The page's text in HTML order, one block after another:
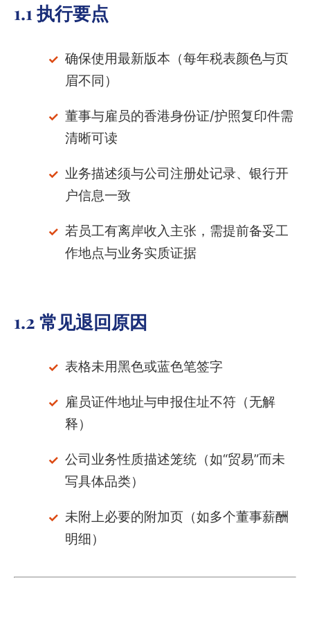
1.1 执行要点
确保使用最新版本（每年税表颜色与页
眉不同）
董事与雇员的香港身份证/护照复印件需
清晰可读
业务描述须与公司注册处记录、银行开
户信息一致
若员工有离岸收入主张，需提前备妥工
作地点与业务实质证据
1.2 常见退回原因
表格未用黑色或蓝色笔签字
雇员证件地址与申报住址不符（无解
释）
公司业务性质描述笼统（如“贸易”而未
写具体品类）
未附上必要的附加页（如多个董事薪酬
明细）